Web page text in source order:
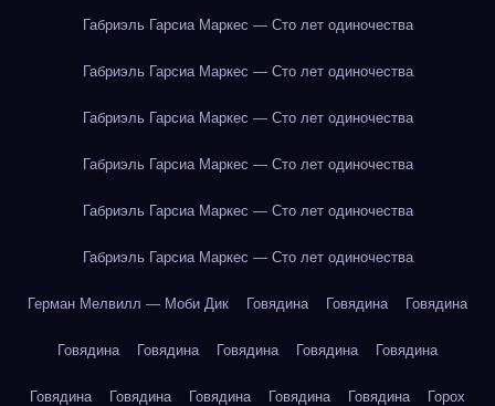
Габриэль Гарсиа Маркес — Сто лет одиночества
Габриэль Гарсиа Маркес — Сто лет одиночества
Габриэль Гарсиа Маркес — Сто лет одиночества
Габриэль Гарсиа Маркес — Сто лет одиночества
Габриэль Гарсиа Маркес — Сто лет одиночества
Габриэль Гарсиа Маркес — Сто лет одиночества
Герман Мелвилл — Моби Дик Говядина Говядина Говядина
Говядина Говядина Говядина Говядина Говядина
Говядина Говядина Говядина Говядина Говядина Горох